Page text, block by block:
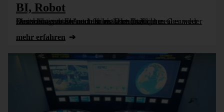
BI, Robot
Das wichtigste Element für ein wirtschaftlicheres Berichtswesen ist Automation. Dazu braucht es aber weder Controllingroboter noch Künstliche Intelligenz. Gesunder Menschenverstand und ein bisschen [...]
mehr erfahren